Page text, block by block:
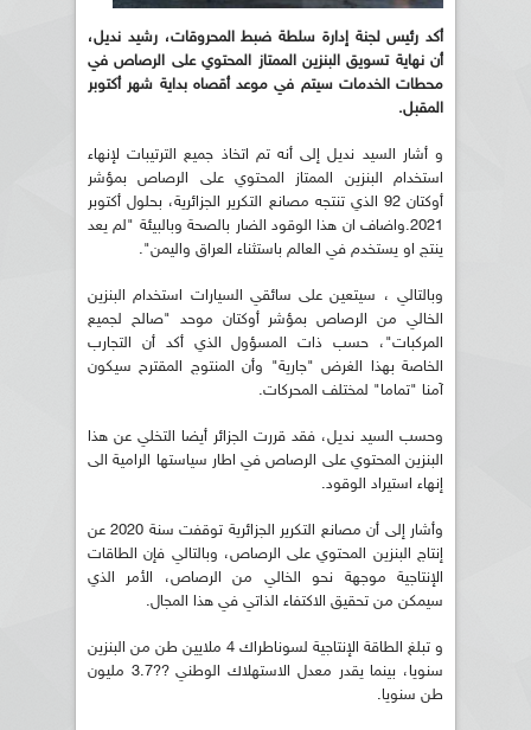
أكد رئيس لجنة إدارة سلطة ضبط المحروقات، رشيد نديل،
أن نهاية تسويق البنزين الممتاز المحتوي على الرصاص في
محطات الخدمات سيتم في موعد أقصاه بداية شهر أكتوبر
المقبل.
و أشار السيد نديل إلى أنه تم اتخاذ جميع الترتيبات لإنهاء
استخدام البنزين الممتاز المحتوي على الرصاص بمؤشر
أوكتان 92 الذي تنتجه مصانع التكرير الجزائرية، بحلول أكتوبر
2021.واضاف ان هذا الوقود الضار بالصحة وبالبيئة "لم يعد
ينتج او يستخدم في العالم باستثناء العراق واليمن".
وبالتالي ، سيتعين على سائقي السيارات استخدام البنزين
الخالي من الرصاص بمؤشر أوكتان موحد "صالح لجميع
المركبات"، حسب ذات المسؤول الذي أكد أن التجارب
الخاصة بهذا الغرض "جارية" وأن المنتوج المقترح سيكون
آمنا "تماما" لمختلف المحركات.
وحسب السيد نديل، فقد قررت الجزائر أيضا التخلي عن هذا
البنزين المحتوي على الرصاص في اطار سياستها الرامية الى
إنهاء استيراد الوقود.
وأشار إلى أن مصانع التكرير الجزائرية توقفت سنة 2020 عن
إنتاج البنزين المحتوي على الرصاص، وبالتالي فإن الطاقات
الإنتاجية موجهة نحو الخالي من الرصاص، الأمر الذي
سيمكن من تحقيق الاكتفاء الذاتي في هذا المجال.
و تبلغ الطاقة الإنتاجية لسوناطراك 4 ملايين طن من البنزين
سنويا، بينما يقدر معدل الاستهلاك الوطني ??3.7 مليون
طن سنويا.